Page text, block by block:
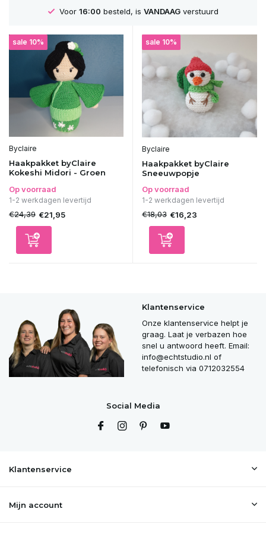
Voor 16:00 besteld, is VANDAAGverstuurd
sale 10%
Byclaire
Haakpakket byClaire
Kokeshi Midori - Groen
Op voorraad
1-2 werkdagen levertijd
€24,39 €21,95
sale 10%
Byclaire
Haakpakket byClaire
Sneeuwpopje
Op voorraad
1-2 werkdagen levertijd
€18,03 €16,23
Klantenservice
Onze klantenservice helpt je
graag. Laat je verbazen hoe
snel u antwoord heeft. Email:
info@echtstudio.nl of
telefonisch via 0712032554
Social Media
Klantenservice
Mijn account